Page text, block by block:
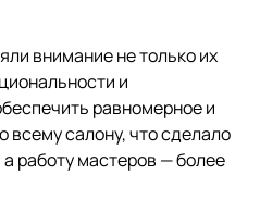
внимание не только их
и
равномерное и
салону, что сделало
работу мастеров — более